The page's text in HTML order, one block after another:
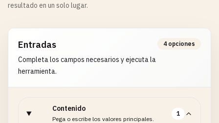
resultado en un solo lugar.
Entradas
Completa los campos necesarios y ejecuta la
herramienta.
4 opciones
Contenido
Pega o escribe los valores principales.
1